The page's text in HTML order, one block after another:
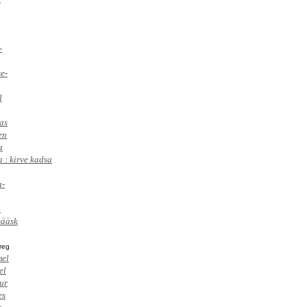
: kirve kadsa
reg